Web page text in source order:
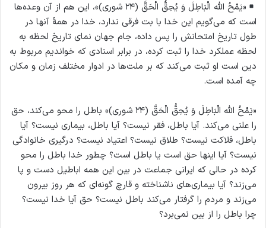
«يَمْحُ الله الْبَاطِلَ وَ يُحِقُّ الْحَقَّ (۲۴ شوری)»، این هم از آن وعده‌ها
است که می‌گویم این خدا با بت فرقی ندارد، خدا در همهٔ آنها در
طول تاریخ امتحانش را پس داده، جام جهان نمای تاریخ لحظه به
لحظه عملکرد خدا را ثبت کرده، در برابر اسنادی که خواندیم مربوط به
دین است او ثبت می‌کند که بر ملت‌ها در ادوار مختلف زمان و مکان
چه آمده است.
«يَمْحُ الله الْبَاطِلَ وَ يُحِقُّ الْحَقَّ (۲۴ شوری)» باطل را محو می‌کند، حق
را علنی می‌کند. آیا باطل، فقر نیست؟ آیا باطل، بیماری نیست؟ آیا
باطل، فلاکت نیست؟ طلاق نیست؟ اعتیاد نیست؟ درگیری خانوادگی
نیست؟ آیا اینها حق است یا باطل است؟ چطور خدا باطل را محو
کرده در حالی که ایرانی جماعت در بین این همه اباطیل دست و پا
می‌زند؟ آیا بیماری‌های ناشناخته و قارچ گونه‌ای که هر روز بیرون
می‌زند و مردم را گرفتار می‌کند باطل نیست؟ حق آیا خدا نیست؟
چرا باطل را از بین نمی‌برد؟